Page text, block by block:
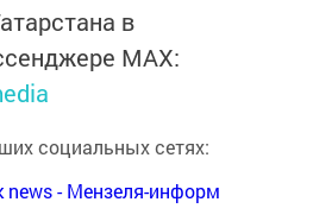
в
MАХ:
социальных сетях:
news - Мензеля-информ